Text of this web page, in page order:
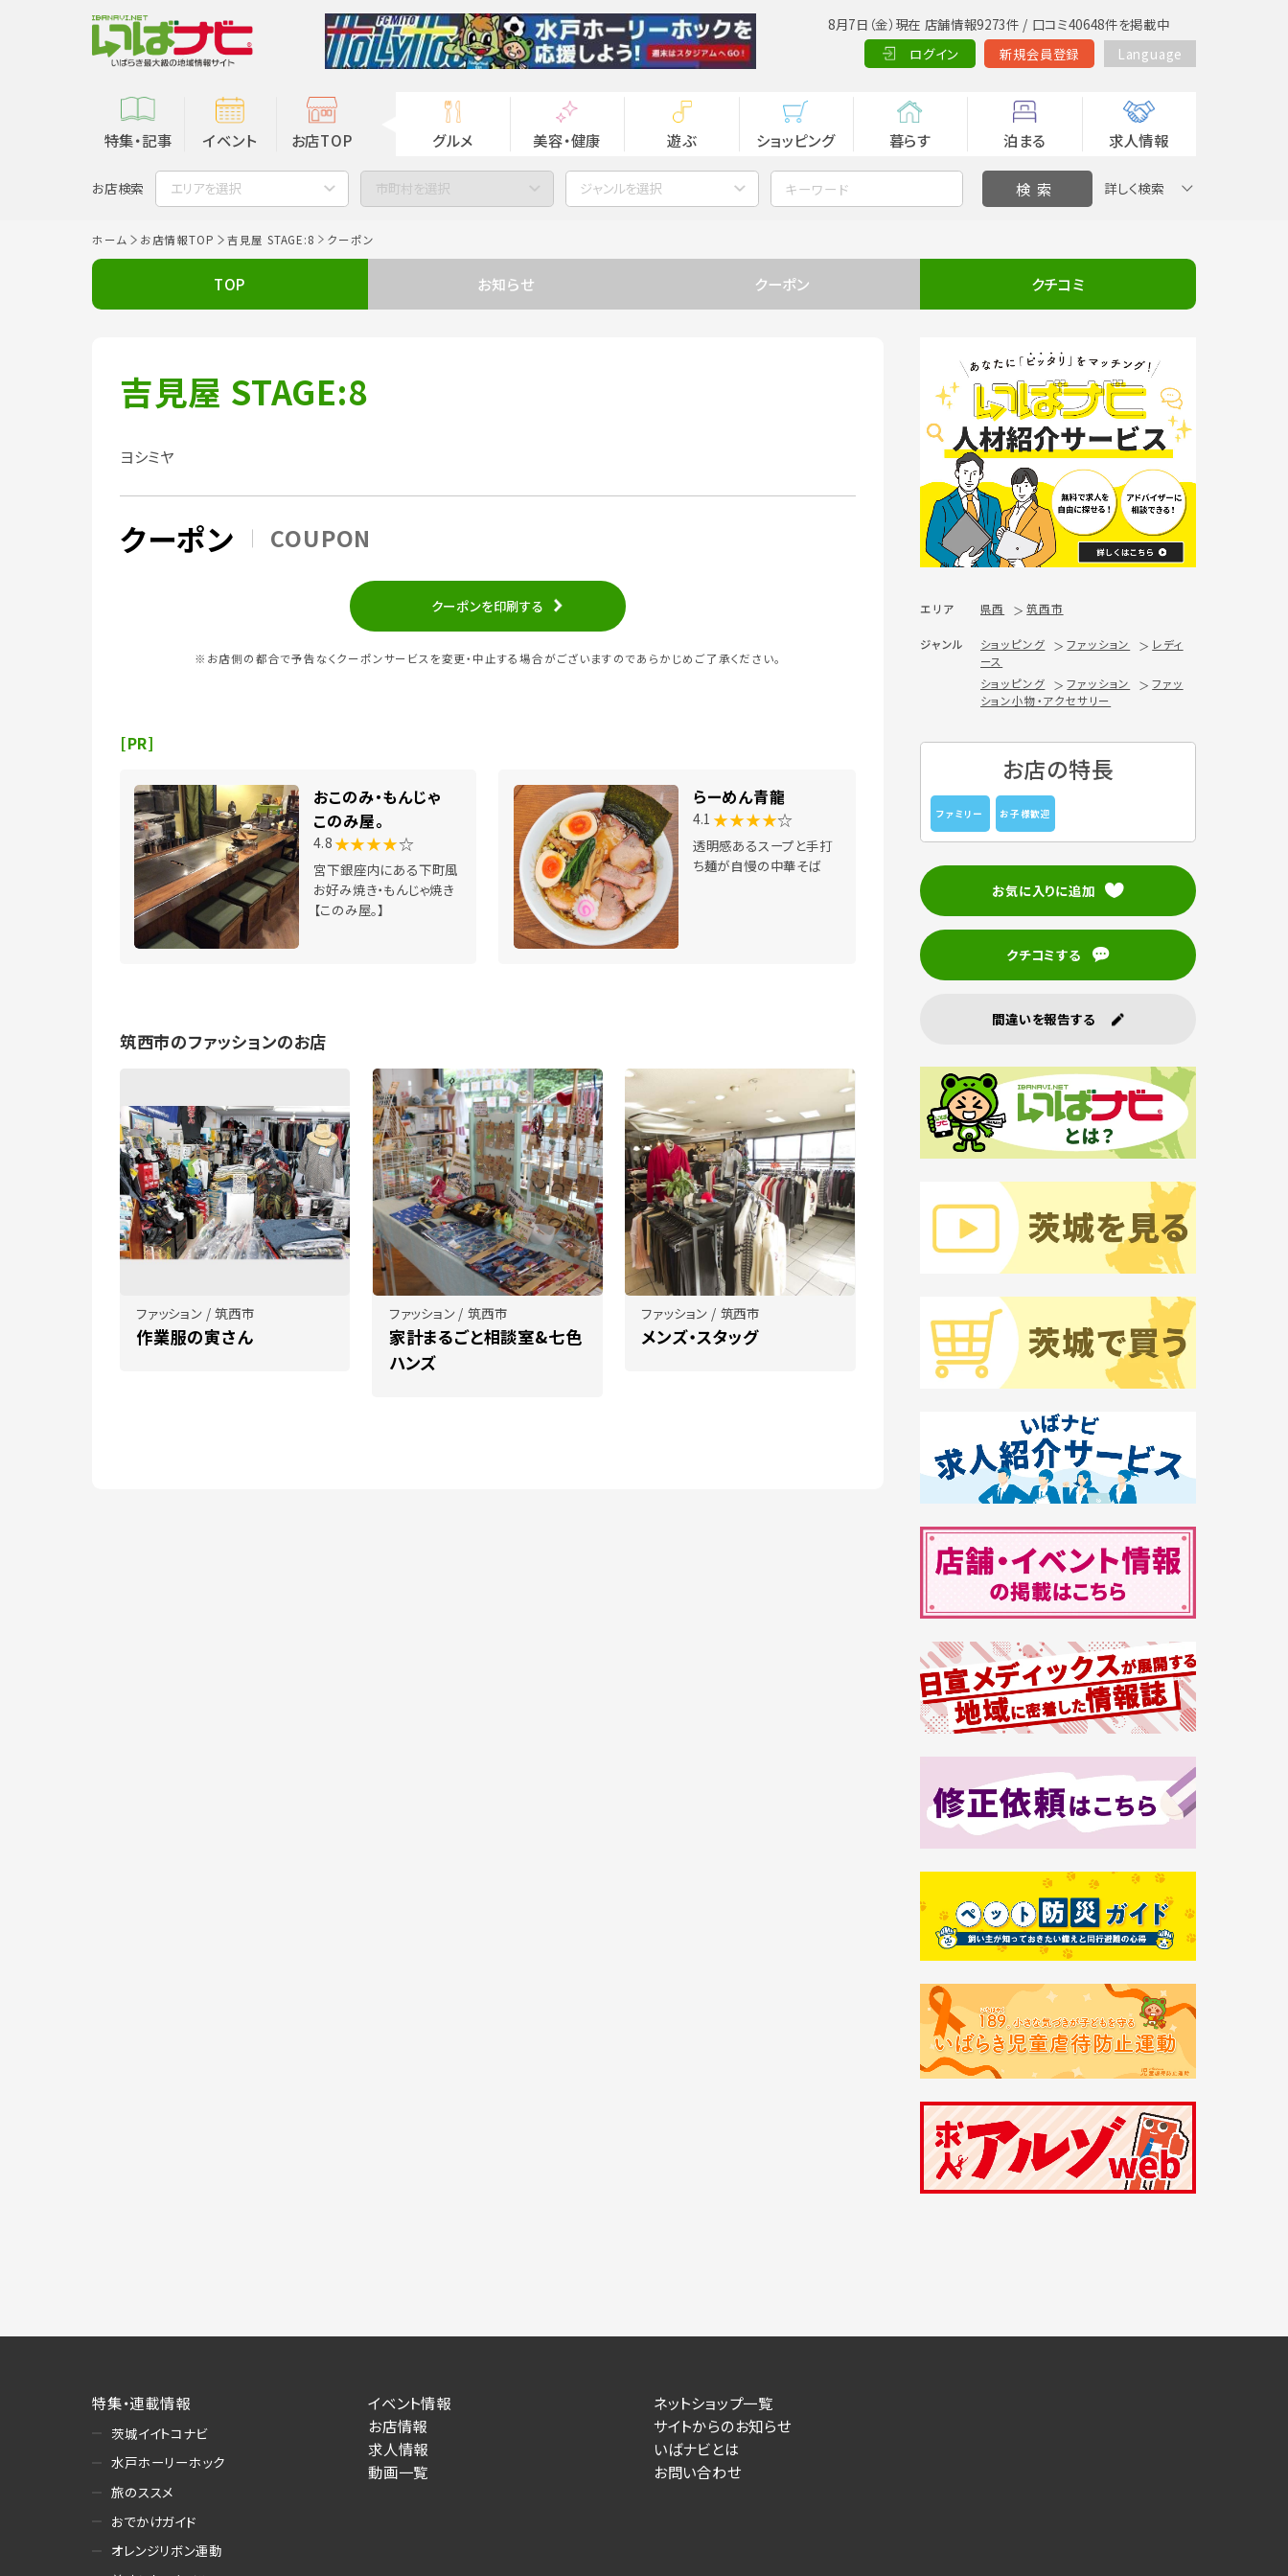
8月7日（金）現在 店舗情報9273件 / 口コミ40648件を掲載中
ログイン
新規会員登録 Language
特集・記事 イベント お店TOP グルメ 美容・健康 遊ぶ ショッピング 暮らす 泊まる 求人情報
お店検索 エリアを選択 市町村を選択 ジャンルを選択 詳しく検索
ホーム お店情報TOP 吉見屋 STAGE:8 クーポン
TOP お知らせ クーポン クチコミ
吉見屋 STAGE:8
ヨシミヤ
クーポン COUPON
クーポンを印刷する
※お店側の都合で予告なくクーポンサービスを変更・中止する場合がございますのであらかじめご了承ください。
[PR]
おこのみ・もんじゃ
このみ屋。
4.8 ★★★★☆
宮下銀座内にある下町風
お好み焼き・もんじゃ焼き
【このみ屋。】
らーめん青龍
4.1 ★★★★☆
透明感あるスープと手打
ち麺が自慢の中華そば
筑西市のファッションのお店
ファッション / 筑西市
作業服の寅さん
ファッション / 筑西市
家計まるごと相談室&七色
ハンズ
ファッション / 筑西市
メンズ・スタッグ
エリア 県西 筑西市
ジャンル ショッピング ファッション
レディ
ース
ショッピング
ファッション
ファッ
ション小物・アクセサリー
お店の特長
ファミリー お子様歓迎
お気に入りに追加
クチコミする
間違いを報告する
特集・連載情報
茨城イイトコナビ
水戸ホーリーホック
旅のススメ
おでかけガイド
オレンジリボン運動
イベント情報
お店情報
求人情報
動画一覧
ネットショップ一覧
サイトからのお知らせ
いばナビとは
お問い合わせ